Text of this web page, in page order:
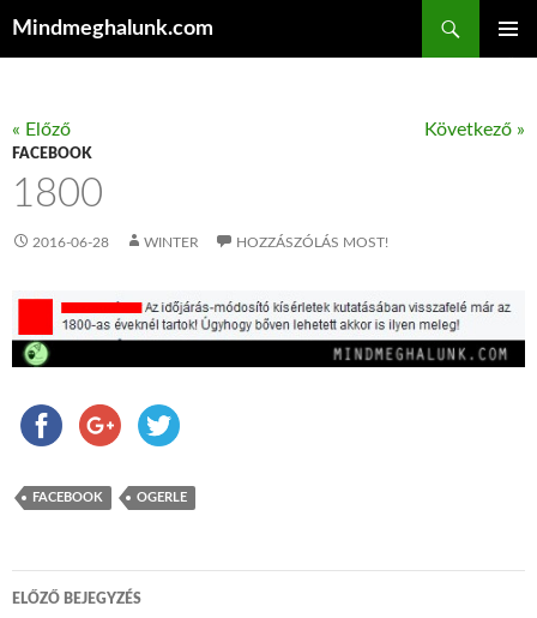
Mindmeghalunk.com
« Előző Következő »
FACEBOOK
1800
2016-06-28 WINTER HOZZÁSZÓLÁS MOST!
FACEBOOK OGERLE
ELŐZŐ BEJEGYZÉS